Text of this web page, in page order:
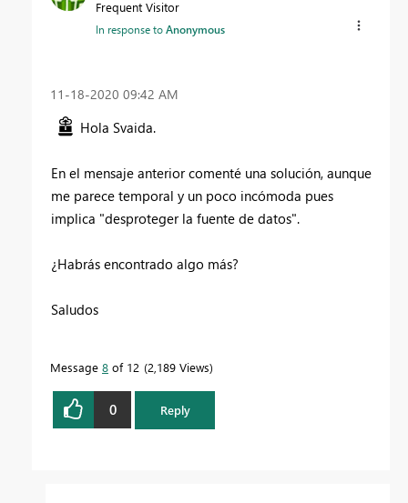
Frequent Visitor
In response toAnonymous
‎11-18-2020 09:42 AM
Hola Svaida.
En el mensaje anterior comenté una solución, aunque
me parece temporal y un poco incómoda pues
implica "desproteger la fuente de datos".
¿Habrás encontrado algo más?
Saludos
Message 8 of 12 2,189 Views
0 Reply